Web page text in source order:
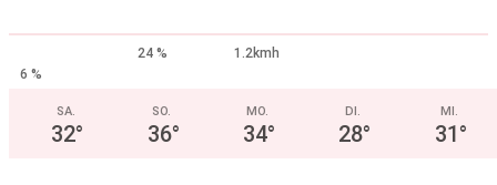
24 %
1.2kmh
6 %
SA.
32°
SO.
36°
MO.
34°
DI.
28°
MI.
31°